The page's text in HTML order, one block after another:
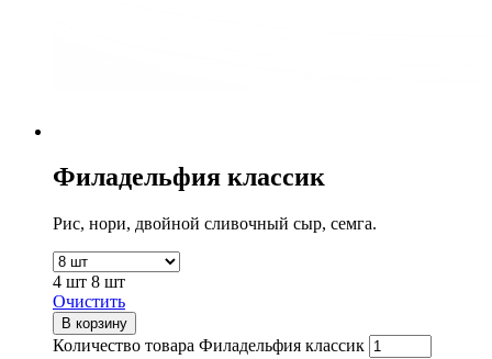
Филадельфия классик
Рис, нори, двойной сливочный сыр, семга.
4 шт 8 шт
Очистить
В корзину
Количество товара Филадельфия классик